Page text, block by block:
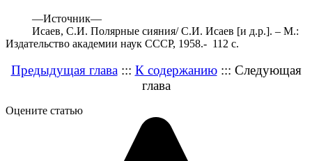
—Источник—
Исаев, С.И. Полярные сияния/ С.И. Исаев [и д.р.]. – М.:
Издательство академии наук СССР, 1958.- 112 с.
Предыдущая глава::: К содержанию::: Следующая
глава
Оцените статью